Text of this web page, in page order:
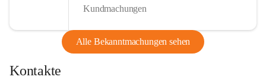
Kundmachungen
Alle Bekanntmachungen sehen
Kontakte